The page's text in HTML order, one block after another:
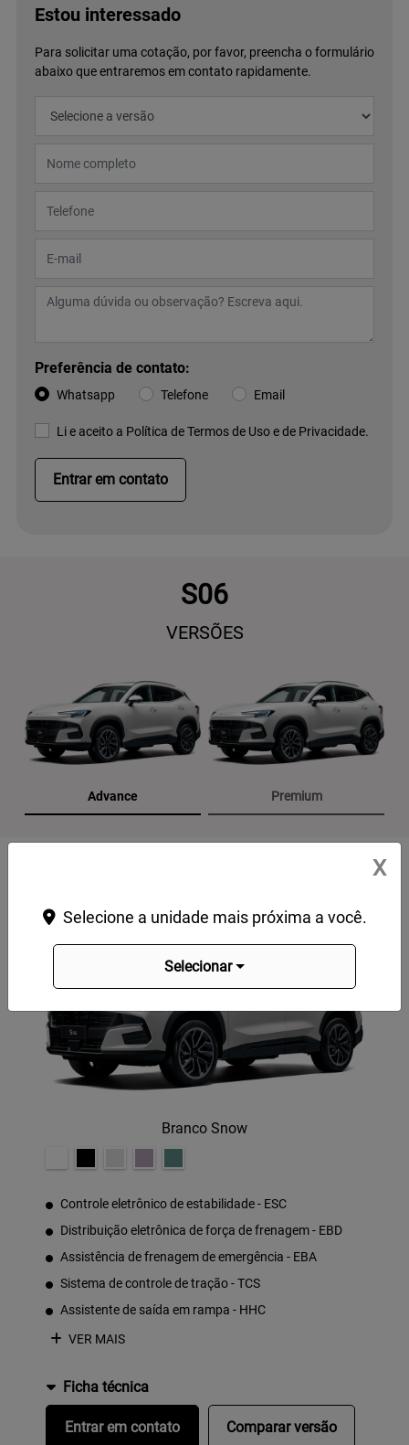
Estou interessado
Para solicitar uma cotação, por favor, preencha o formulário
abaixo que entraremos em contato rapidamente.
Preferência de contato:
Whatsapp Telefone Email
Li e aceito a Política de Termos de Uso e de Privacidade.
Entrar em contato
S06
VERSÕES
Advance Premium
Branco Snow
Controle eletrônico de estabilidade - ESC
Distribuição eletrônica de força de frenagem - EBD
Assistência de frenagem de emergência - EBA
Sistema de controle de tração - TCS
Assistente de saída em rampa - HHC
VER MAIS
Ficha técnica
Entrar em contato Comparar versão
X
Selecione a unidade mais próxima a você.
Selecionar